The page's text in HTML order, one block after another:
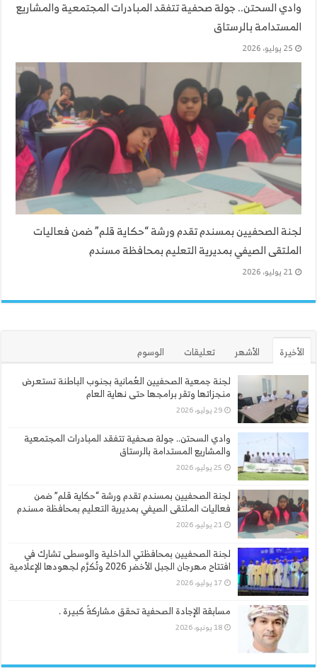
وادي السحتن.. جولة صحفية تتفقد المبادرات المجتمعية والمشاريع
المستدامة بالرستاق
25 يوليو، 2026
لجنة الصحفيين بمسندم تقدم ورشة “حكاية قلم” ضمن فعاليات
الملتقى الصيفي بمديرية التعليم بمحافظة مسندم
21 يوليو، 2026
الأخيرة الأشهر تعليقات
الوسوم
لجنة جمعية الصحفيين العُمانية بجنوب الباطنة تستعرض
منجزاتها وتقر برامجها حتى نهاية العام
29 يوليو، 2026
وادي السحتن.. جولة صحفية تتفقد المبادرات المجتمعية
والمشاريع المستدامة بالرستاق
25 يوليو، 2026
لجنة الصحفيين بمسندم تقدم ورشة “حكاية قلم” ضمن
فعاليات الملتقى الصيفي بمديرية التعليم بمحافظة مسندم
21 يوليو، 2026
لجنة الصحفيين بمحافظتي الداخلية والوسطى تشارك في
افتتاح مهرجان الجبل الأخضر 2026 وتُكرَّم لجهودها الإعلامية
17 يوليو، 2026
مسابقة الإجادة الصحفية تحقق مشاركةً كبيرة .
18 يونيو، 2026